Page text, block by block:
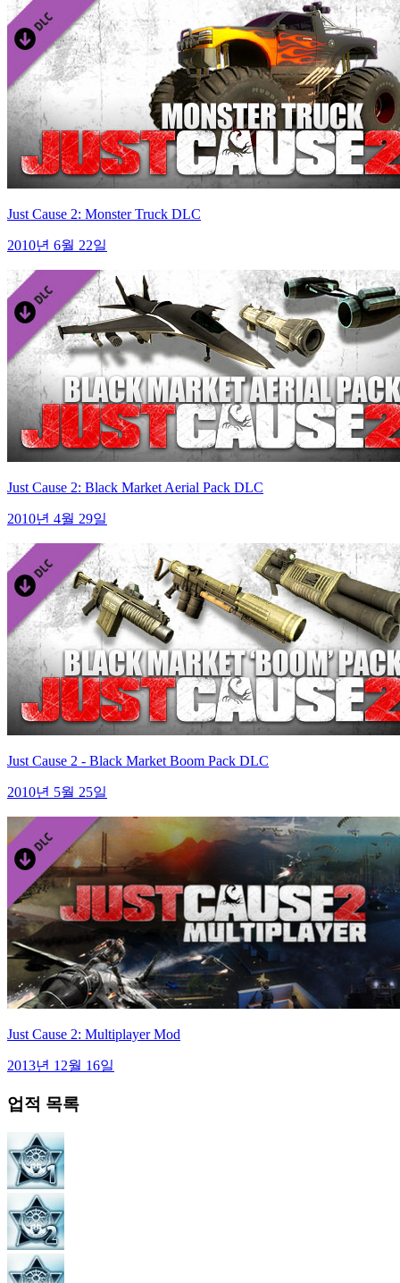
Just Cause 2: Monster Truck DLC
2010년 6월 22일
Just Cause 2: Black Market Aerial Pack DLC
2010년 4월 29일
Just Cause 2 - Black Market Boom Pack DLC
2010년 5월 25일
Just Cause 2: Multiplayer Mod
2013년 12월 16일
업적 목록